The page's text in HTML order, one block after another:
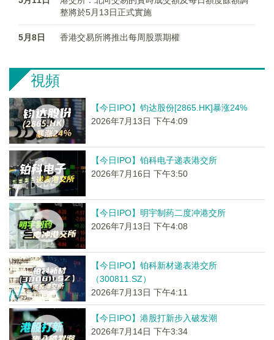
整將於5月13日正式實施
5月8日 香港交易所將推出每周股票期權
視頻
【今日IPO】钧达股份[2865.HK]暴涨24%
2026年7月13日 下午4:09
【今日IPO】铂科电子递表港交所
2026年7月16日 下午3:50
【今日IPO】明宇制药二度冲港交所
2026年7月13日 下午4:08
【今日IPO】铂科新材递表港交所
（300811.SZ）
2026年7月13日 下午4:11
【今日IPO】港股打新步入破发潮
2026年7月14日 下午3:34